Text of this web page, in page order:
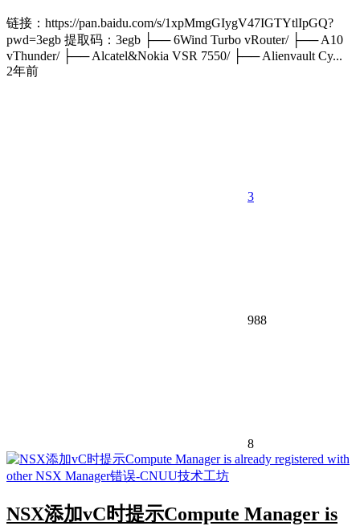
链接：https://pan.baidu.com/s/1xpMmgGIygV47IGTYtlIpGQ?
pwd=3egb 提取码：3egb ├── 6Wind Turbo vRouter/ ├── A10
vThunder/ ├── Alcatel&Nokia VSR 7550/ ├── Alienvault Cy...
2年前
3
988
8
NSX添加vC时提示Compute Manager is